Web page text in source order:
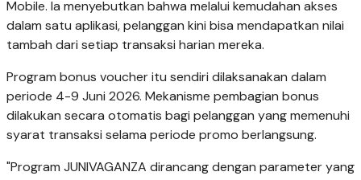
Mobile. Ia menyebutkan bahwa melalui kemudahan akses
dalam satu aplikasi, pelanggan kini bisa mendapatkan nilai
tambah dari setiap transaksi harian mereka.
Program bonus voucher itu sendiri dilaksanakan dalam
periode 4-9 Juni 2026. Mekanisme pembagian bonus
dilakukan secara otomatis bagi pelanggan yang memenuhi
syarat transaksi selama periode promo berlangsung.
"Program JUNIVAGANZA dirancang dengan parameter yang